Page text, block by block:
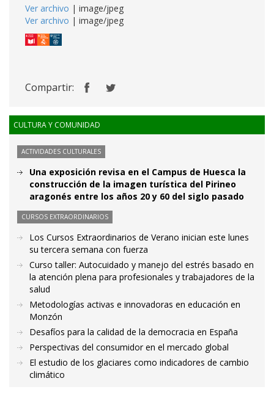
Ver archivo | image/jpeg
Ver archivo | image/jpeg
Compartir:
CULTURA Y COMUNIDAD
ACTIVIDADES CULTURALES
Una exposición revisa en el Campus de Huesca la
construcción de la imagen turística del Pirineo
aragonés entre los años 20 y 60 del siglo pasado
CURSOS EXTRAORDINARIOS
Los Cursos Extraordinarios de Verano inician este lunes
su tercera semana con fuerza
Curso taller: Autocuidado y manejo del estrés basado en
la atención plena para profesionales y trabajadores de la
salud
Metodologías activas e innovadoras en educación en
Monzón
Desafíos para la calidad de la democracia en España
Perspectivas del consumidor en el mercado global
El estudio de los glaciares como indicadores de cambio
climático